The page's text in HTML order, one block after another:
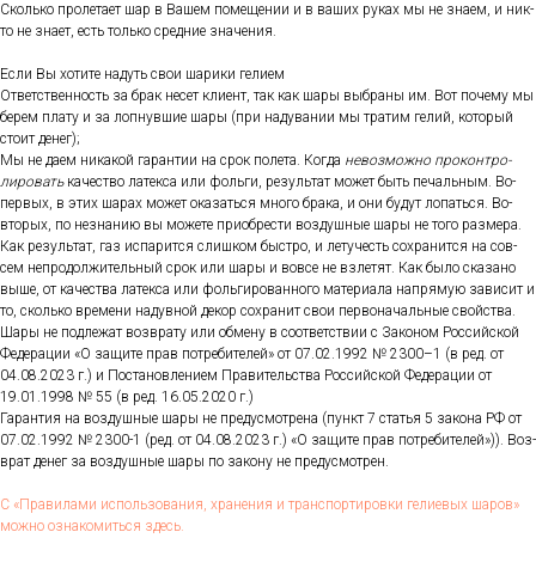
Сколь­ко про­лета­ет шар в Ва­шем по­меще­нии и в ва­ших ру­ках мы не зна­ем, и ник­
то не зна­ет, есть толь­ко сред­ние зна­чения.
Ес­ли Вы хо­тите на­дуть свои ша­рики ге­ли­ем
От­ветс­твен­ность за брак не­сет кли­ент, так как ша­ры выб­ра­ны им. Вот по­чему мы
бе­рем пла­ту и за лоп­нувшие ша­ры (при на­дува­нии мы тра­тим ге­лий, ко­торый
сто­ит де­нег);
Мы не да­ем ни­какой га­ран­тии на срок по­лета. Ког­да не­воз­можно про­кон­тро­
лиро­ватька­чес­тво ла­тек­са или фоль­ги, ре­зуль­тат мо­жет быть пе­чаль­ным. Во-
пер­вых, в этих ша­рах мо­жет ока­зать­ся мно­го бра­ка, и они бу­дут ло­пать­ся. Во-
вто­рых, по нез­на­нию вы мо­жете при­об­рести воз­душные ша­ры не то­го раз­ме­ра.
Как ре­зуль­тат, газ ис­па­рит­ся слиш­ком быс­тро, и ле­тучесть сох­ра­нит­ся на сов­
сем неп­ро­дол­жи­тель­ный срок или ша­ры и вов­се не взле­тят. Как бы­ло ска­зано
вы­ше, от ка­чес­тва ла­тек­са или фоль­ги­рован­но­го ма­тери­ала нап­ря­мую за­висит и
то, сколь­ко вре­мени на­дув­ной де­кор сох­ра­нит свои пер­во­началь­ные свой­ства.
Ша­ры не под­ле­жат воз­вра­ту или об­ме­ну в со­от­ветс­твии с За­коном Рос­сий­ской
Фе­дера­ции «О за­щите прав пот­ре­бите­лей» от 07.02.1992 № 2300–1 (в ред. от
04.08.2023 г.) и Пос­та­нов­ле­ни­ем Пра­витель­ства Рос­сий­ской Фе­дера­ции от
19.01.1998 № 55 (в ред. 16.05.2020 г.)
Га­ран­тия на воз­душные ша­ры не пре­дус­мотре­на (пункт 7 статья 5 за­кона РФ от
07.02.1992 № 2300-1 (ред. от 04.08.2023 г.) «О за­щите прав пот­ре­бите­лей»)). Воз­
врат де­нег за воз­душные ша­ры по за­кону не пре­дус­мотрен.
С «Пра­вила­ми ис­поль­зо­вания, хра­нения и тран­спор­ти­ров­ки ге­ли­евых ша­ров»
мож­но оз­на­комить­ся здесь.